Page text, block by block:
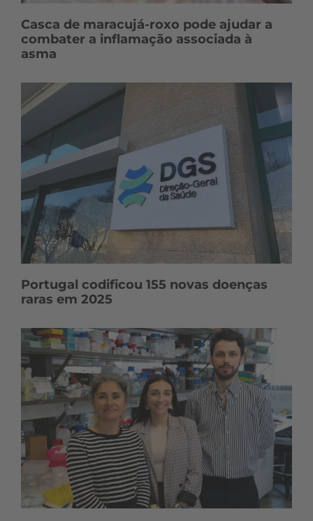
Casca de maracujá-roxo pode ajudar a
combater a inflamação associada à
asma
Portugal codificou 155 novas doenças
raras em 2025